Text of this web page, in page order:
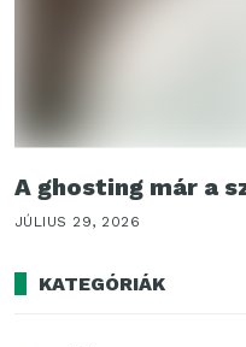
A ghosting már a
JÚLIUS 29, 2026
KATEGÓRIÁK